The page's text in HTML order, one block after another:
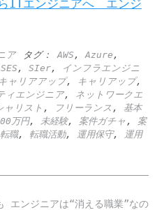
ITエンジニアへ エンジ
ア タグ： AWS , Azure ,
SES , SIer,
インフラエンジニ
キャリアアップ, キャリアップ,
ィエンジニア, ネットワークエ
ャリスト , フリーランス , 基本
万円, 未経験, 案件ガチャ , 案
転職, 転職活動, 運用保守,
運用
エンジニアは“消える職業”なの